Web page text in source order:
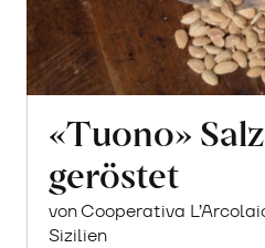
«Tuono»
geröstet
von Cooperativa
Sizilien